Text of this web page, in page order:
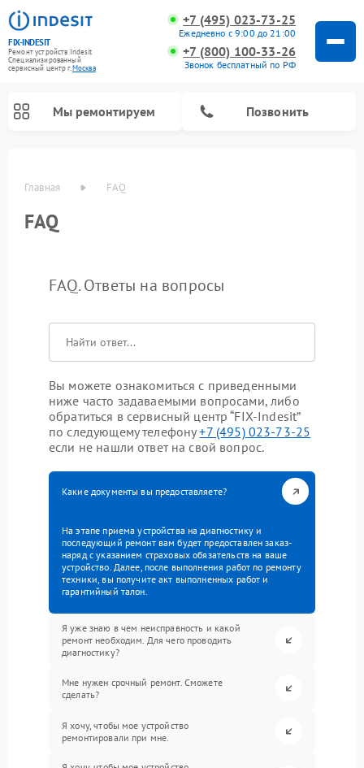
FIX-INDESIT
Ремонт устройств Indesit
Специализированный
cервисный центр г.Москва
+7 (495) 023-73-25
Ежедневно с 9:00 до 21:00
+7 (800) 100-33-26
Звонок бесплатный по РФ
Мы ремонтируем Позвонить
Главная FAQ
FAQ
FAQ. Ответы на вопросы
Вы можете ознакомиться с приведенными
ниже часто задаваемыми вопросами, либо
обратиться в сервисный центр “FIX-Indesit”
по следующему телефону+7 (495) 023-73-25
если не нашли ответ на свой вопрос.
Какие документы вы предоставляете?
На этапе приема устройства на диагностику и
последующий ремонт вам будет предоставлен заказ-
наряд с указанием страховых обязательств на ваше
устройство. Далее, после выполнения работ по ремонту
техники, вы получите акт выполненных работ и
гарантийный талон.
Я уже знаю в чем неисправность и какой
ремонт необходим. Для чего проводить
диагностику?
Мне нужен срочный ремонт. Сможете
сделать?
Я хочу, чтобы мое устройство
ремонтировали при мне.